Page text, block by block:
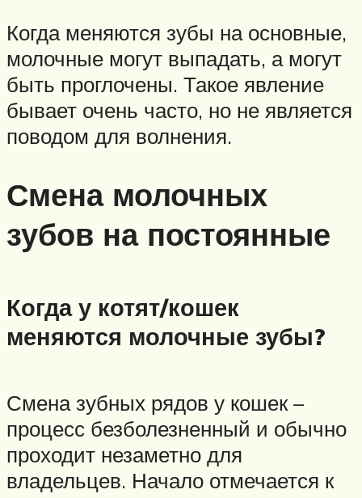
Когда меняются зубы на основные,
молочные могут выпадать, а могут
быть проглочены. Такое явление
бывает очень часто, но не является
поводом для волнения.
Смена молочных
зубов на постоянные
Когда у котят/кошек
меняются молочные зубы?
Смена зубных рядов у кошек –
процесс безболезненный и обычно
проходит незаметно для
владельцев. Начало отмечается к